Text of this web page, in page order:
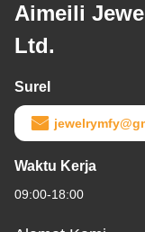
Aimeili
Ltd.
Surel
Waktu Kerja
09:00-18:00